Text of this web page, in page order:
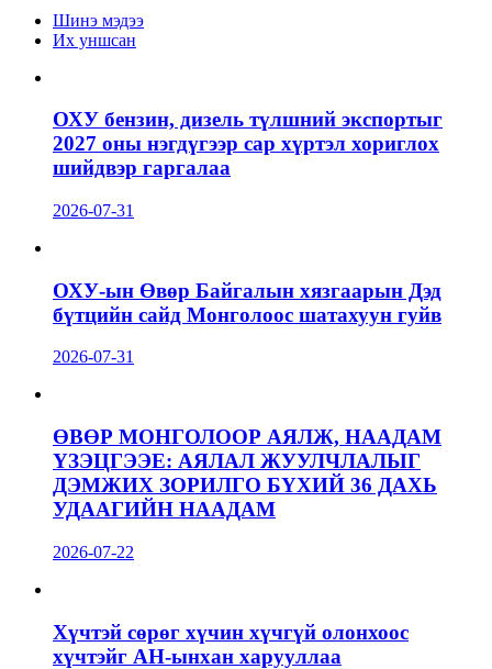
Шинэ мэдээ
Их уншсан
ОХУ бензин, дизель түлшний экспортыг
2027 оны нэгдүгээр сар хүртэл хориглох
шийдвэр гаргалаа
2026-07-31
ОХУ-ын Өвөр Байгалын хязгаарын Дэд
бүтцийн сайд Монголоос шатахуун гуйв
2026-07-31
ӨВӨР МОНГОЛООР АЯЛЖ, НААДАМ
ҮЗЭЦГЭЭЕ: АЯЛАЛ ЖУУЛЧЛАЛЫГ
ДЭМЖИХ ЗОРИЛГО БҮХИЙ 36 ДАХЬ
УДААГИЙН НААДАМ
2026-07-22
Хүчтэй сөрөг хүчин хүчгүй олонхоос
хүчтэйг АН-ынхан харууллаа